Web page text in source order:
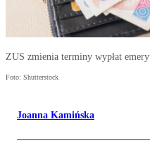
ZUS zmienia terminy wypłat
Foto: Shutterstock
Joanna Kamińska